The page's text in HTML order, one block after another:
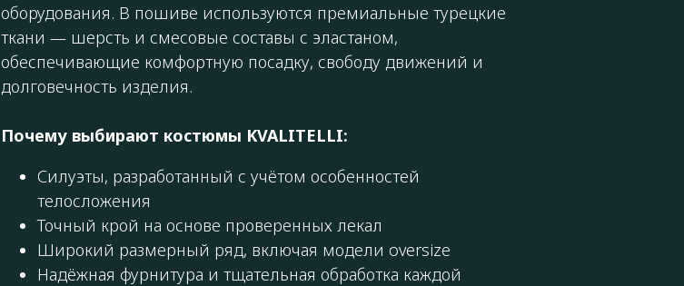
оборудования. В пошиве используются премиальные турецкие
ткани — шерсть и смесовые составы с эластаном,
обеспечивающие комфортную посадку, свободу движений и
долговечность изделия.
Почему выбирают костюмы KVALITELLI:
Силуэты, разработанный с учётом особенностей
телосложения
Точный крой на основе проверенных лекал
Широкий размерный ряд, включая модели oversize
Надёжная фурнитура и тщательная обработка каждой